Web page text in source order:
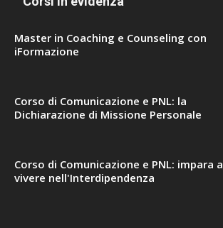
Master in Coaching e Counseling con
iFormazione
Corso di Comunicazione e PNL: la
Dichiarazione di Missione Personale
Corso di Comunicazione e PNL: impara a
vivere nell'Interdipendenza